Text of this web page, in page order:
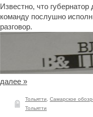
Известно, что
команду послушно
разговор.
далее »
Тольятти
Самарское
Тольятти